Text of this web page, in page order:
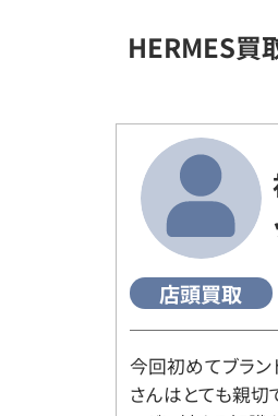
HERMES買
店頭買取
今回初めてブラン
さんはとても親切